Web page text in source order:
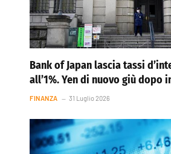
Bank of Japan lascia tassi
all’1%. Yen di nuovo giù dopo
FINANZA 31 Luglio 2026